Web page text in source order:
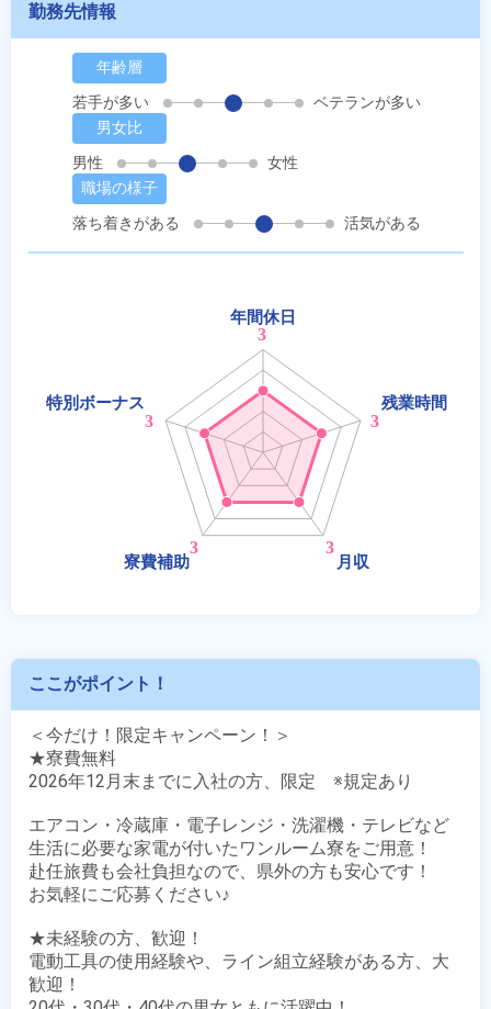
勤務先情報
年齢層
若手が多い
ベテランが多い
男女比
男性
女性
職場の様子
落ち着きがある
活気がある
ここがポイント！
＜今だけ！限定キャンペーン！＞
★寮費無料
2026年12月末までに入社の方、限定　※規定あり
エアコン・冷蔵庫・電子レンジ・洗濯機・テレビなど
生活に必要な家電が付いたワンルーム寮をご用意！
赴任旅費も会社負担なので、県外の方も安心です！
お気軽にご応募ください♪
★未経験の方、歓迎！
電動工具の使用経験や、ライン組立経験がある方、大
歓迎！